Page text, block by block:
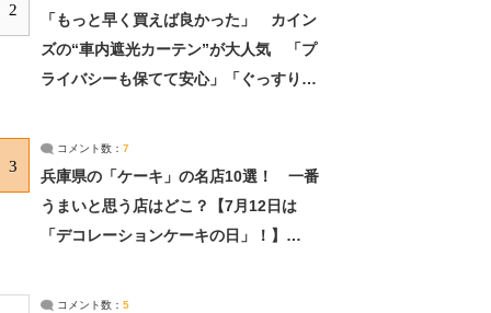
2
「もっと早く買えば良かった」 カイン
ズの“車内遮光カーテン”が大人気 「プ
ライバシーも保てて安心」「ぐっすり眠
3
コメント数： 7
兵庫県の「ケーキ」の名店10選！ 一番
うまいと思う店はどこ？【7月12日は
「デコレーションケーキの日」！】
コメント数： 5